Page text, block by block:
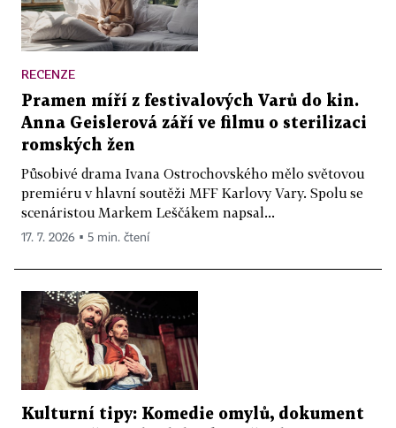
RECENZE
Pramen míří z festivalových Varů do kin.
Anna Geislerová září ve filmu o sterilizaci
romských žen
Působivé drama Ivana Ostrochovského mělo světovou
premiéru v hlavní soutěži MFF Karlovy Vary. Spolu se
scenáristou Markem Leščákem napsal...
17. 7. 2026 ▪ 5 min. čtení
Kulturní tipy: Komedie omylů, dokument